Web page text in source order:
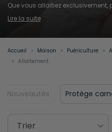
Que vous allaitiez exclusivement,
complément, ces solutions
respectant votre bien-être et celui
Lire la suite
Accueil Maison Puériculture
Allaitement
Nouveautés Protège
Trier